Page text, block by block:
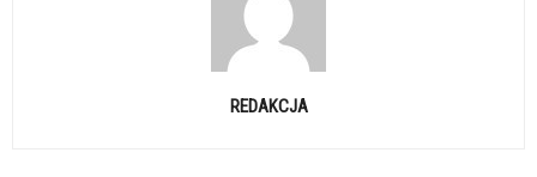
REDAKCJA